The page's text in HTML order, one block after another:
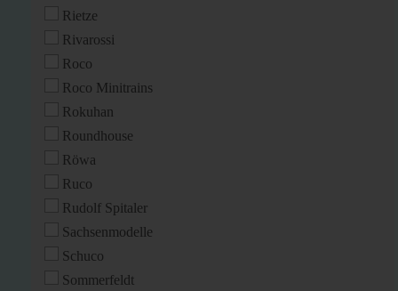
Rietze
Rivarossi
Roco
Roco Minitrains
Rokuhan
Roundhouse
Röwa
Ruco
Rudolf Spitaler
Sachsenmodelle
Schuco
Sommerfeldt